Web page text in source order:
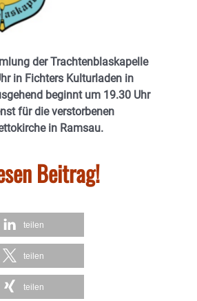
der Trachtenblaskapelle
in Fichters Kulturladen in
beginnt um 19.30 Uhr
für die verstorbenen
in Ramsau.
Beitrag!
teilen
teilen
teilen